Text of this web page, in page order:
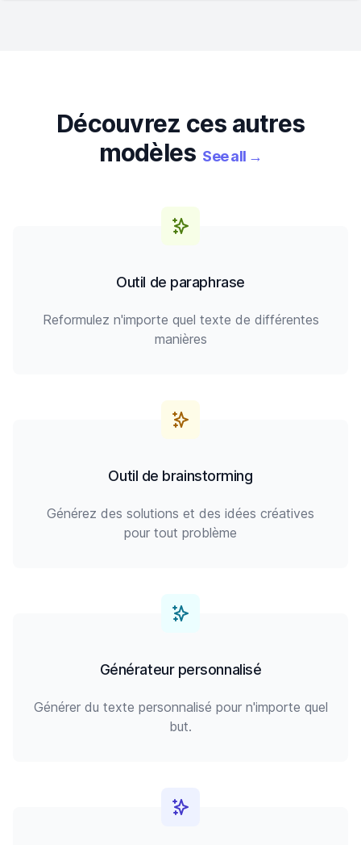
Découvrez ces autres
modèles See all →
Outil de paraphrase
Reformulez n'importe quel texte de différentes
manières
Outil de brainstorming
Générez des solutions et des idées créatives
pour tout problème
Générateur personnalisé
Générer du texte personnalisé pour n'importe quel
but.